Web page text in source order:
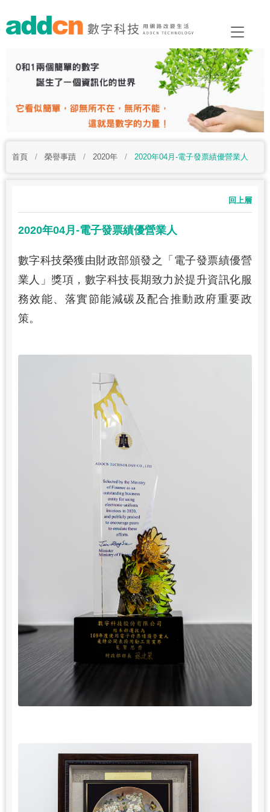
首頁 / 榮譽事蹟 / 2020年 / 2020年04月-電子發票績優營業人
回上層
2020年04月-電子發票績優營業人
數字科技榮獲由財政部頒發之「電子發票績優營
業人」獎項，數字科技長期致力於提升資訊化服
務效能、落實節能減碳及配合推動政府重要政
策。